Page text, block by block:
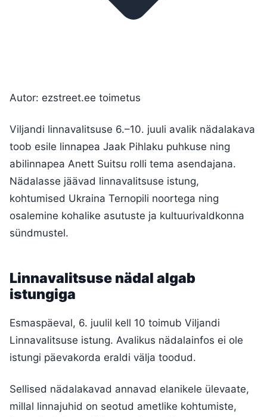
Autor: ezstreet.ee toimetus
Viljandi linnavalitsuse 6.–10. juuli avalik nädalakava
toob esile linnapea Jaak Pihlaku puhkuse ning
abilinnapea Anett Suitsu rolli tema asendajana.
Nädalasse jäävad linnavalitsuse istung,
kohtumised Ukraina Ternopili noortega ning
osalemine kohalike asutuste ja kultuurivaldkonna
sündmustel.
Linnavalitsuse nädal algab
istungiga
Esmaspäeval, 6. juulil kell 10 toimub Viljandi
Linnavalitsuse istung. Avalikus nädalainfos ei ole
istungi päevakorda eraldi välja toodud.
Sellised nädalakavad annavad elanikele ülevaate,
millal linnajuhid on seotud ametlike kohtumiste,